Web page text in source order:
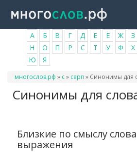
основному
содержанию
А Б В Г Д Е Ё Ж З
Н
О П Р С Т У Ф Х
Ю
Я
Вы
многослов.рф » с» серп » Синонимы для
Синонимы для
Близкие по смыслу
выражения